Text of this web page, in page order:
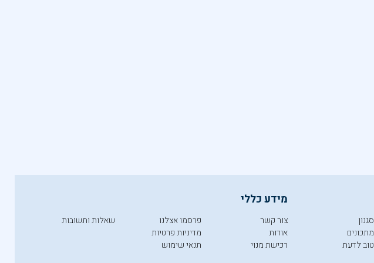
סגנון
מתכונים
טוב לדעת
מידע כללי
צור קשר
אודות
רכישת מנוי
פרסמו אצלנו
מדיניות פרטיות
תנאי שימוש
שאלות ותשובות